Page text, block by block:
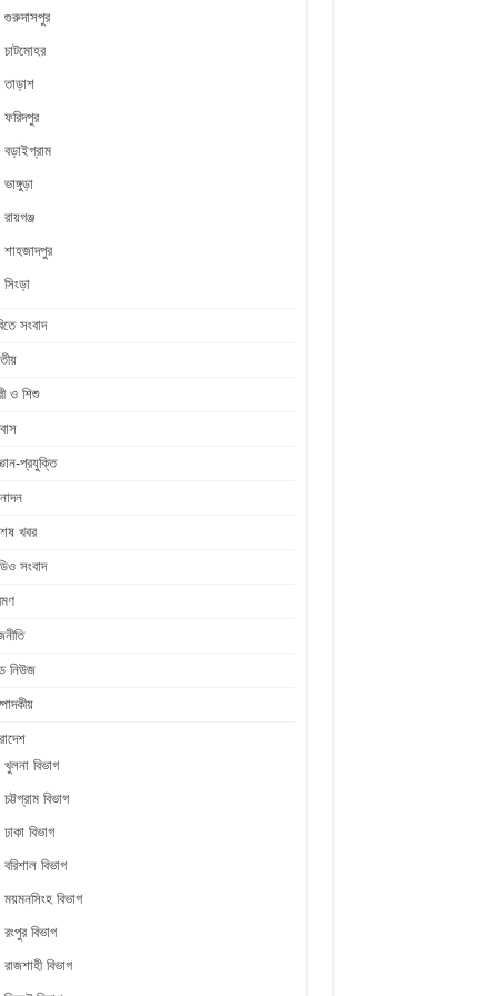
গুরুদাসপুর
চাটমোহর
তাড়াশ
ফরিদপুর
বড়াইগ্রাম
ভাঙ্গুড়া
রায়গঞ্জ
শাহজাদপুর
সিংড়া
সংবাদ
ও শিশু
প্রযুক্তি
খবর
সংবাদ
নিউজ
খুলনা বিভাগ
চট্টগ্রাম বিভাগ
ঢাকা বিভাগ
বরিশাল বিভাগ
ময়মনসিংহ বিভাগ
রংপুর বিভাগ
রাজশাহী বিভাগ